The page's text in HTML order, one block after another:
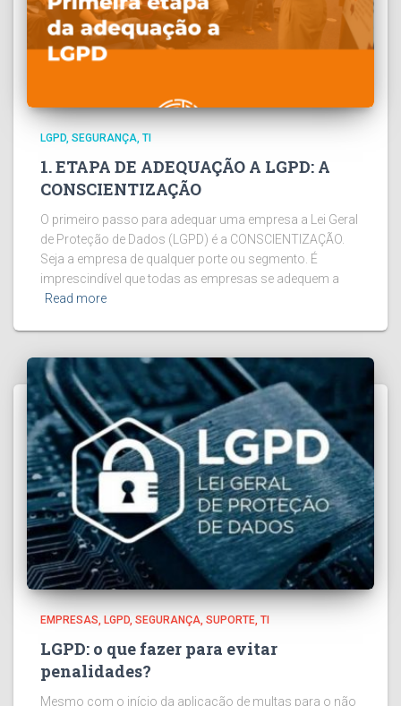
LGPD SEGURANÇA TI
1. ETAPA DE ADEQUAÇÃO A LGPD: A
CONSCIENTIZAÇÃO
O primeiro passo para adequar uma empresa a Lei Geral
de Proteção de Dados (LGPD) é a CONSCIENTIZAÇÃO.
Seja a empresa de qualquer porte ou segmento. É
imprescindível que todas as empresas se adequem a
Read more
EMPRESAS LGPD SEGURANÇA SUPORTE TI
LGPD: o que fazer para evitar
penalidades?
Mesmo com o início da aplicação de multas para o não